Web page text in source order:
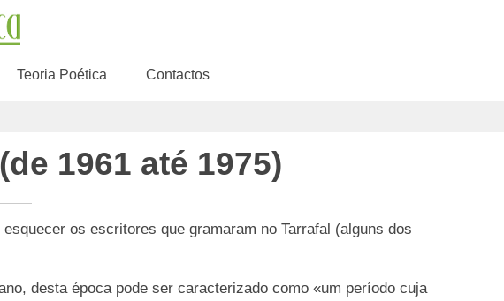
Teoria Poética Contactos
1961 até 1975)
os escritores que gramaram no Tarrafal (alguns dos
desta época pode ser caracterizado como «um período cuja